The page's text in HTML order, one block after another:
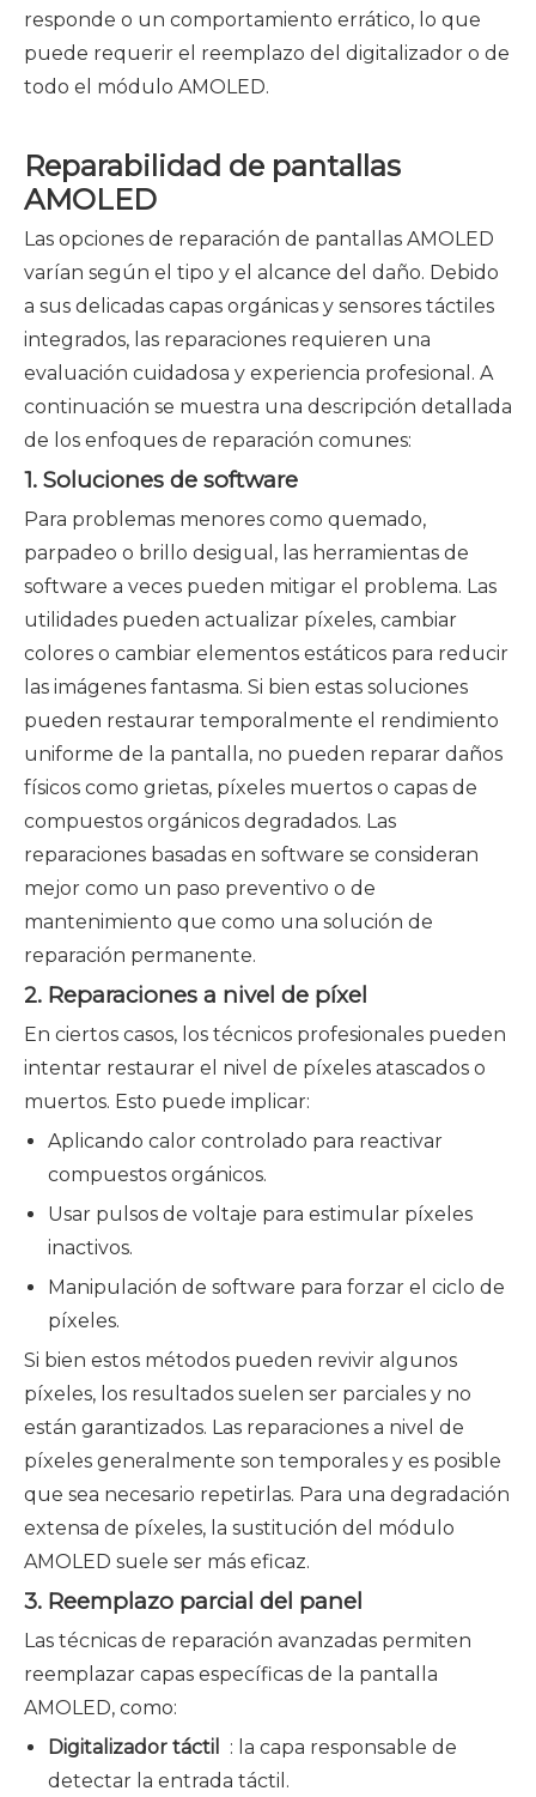
responde o un comportamiento errático, lo que
puede requerir el reemplazo del digitalizador o de
todo el módulo AMOLED.
Reparabilidad de pantallas
AMOLED
Las opciones de reparación de pantallas AMOLED
varían según el tipo y el alcance del daño. Debido
a sus delicadas capas orgánicas y sensores táctiles
integrados, las reparaciones requieren una
evaluación cuidadosa y experiencia profesional. A
continuación se muestra una descripción detallada
de los enfoques de reparación comunes:
1. Soluciones de software
Para problemas menores como quemado,
parpadeo o brillo desigual, las herramientas de
software a veces pueden mitigar el problema. Las
utilidades pueden actualizar píxeles, cambiar
colores o cambiar elementos estáticos para reducir
las imágenes fantasma. Si bien estas soluciones
pueden restaurar temporalmente el rendimiento
uniforme de la pantalla, no pueden reparar daños
físicos como grietas, píxeles muertos o capas de
compuestos orgánicos degradados. Las
reparaciones basadas en software se consideran
mejor como un paso preventivo o de
mantenimiento que como una solución de
reparación permanente.
2. Reparaciones a nivel de píxel
En ciertos casos, los técnicos profesionales pueden
intentar restaurar el nivel de píxeles atascados o
muertos. Esto puede implicar:
Aplicando calor controlado para reactivar
compuestos orgánicos.
Usar pulsos de voltaje para estimular píxeles
inactivos.
Manipulación de software para forzar el ciclo de
píxeles.
Si bien estos métodos pueden revivir algunos
píxeles, los resultados suelen ser parciales y no
están garantizados. Las reparaciones a nivel de
píxeles generalmente son temporales y es posible
que sea necesario repetirlas. Para una degradación
extensa de píxeles, la sustitución del módulo
AMOLED suele ser más eficaz.
3. Reemplazo parcial del panel
Las técnicas de reparación avanzadas permiten
reemplazar capas específicas de la pantalla
AMOLED, como:
Digitalizador táctil
: la capa responsable de
detectar la entrada táctil.